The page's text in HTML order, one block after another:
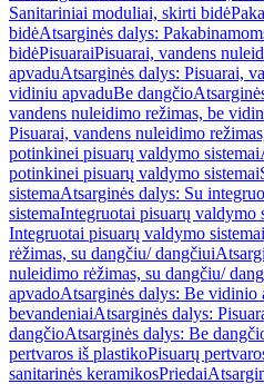
Sanitariniai moduliai, skirti bidė
bidėAtsarginės dalys:
bidėPisuaraiPisuarai, vandens
apvaduAtsarginės dalys: Pisuarai,
vidiniu apvaduBe dangčio
vandens nuleidimo režimas, be
Pisuarai, vandens nuleidimo
potinkinei pisuarų valdymo sistemai
potinkinei pisuarų valdymo sistemai
sistemaAtsarginės dalys: Su
sistemaIntegruotai pisuarų valdymo
Integruotai pisuarų valdymo sistemai
rėžimas, su dangčiu/ dangčiui
nuleidimo rėžimas, su dangčiu/
apvadoAtsarginės dalys: Be vidinio
bevandeniaiAtsarginės dalys:
dangčioAtsarginės dalys: Be
pertvaros iš plastikoPisuarų
sanitarinės keramikosPriedai